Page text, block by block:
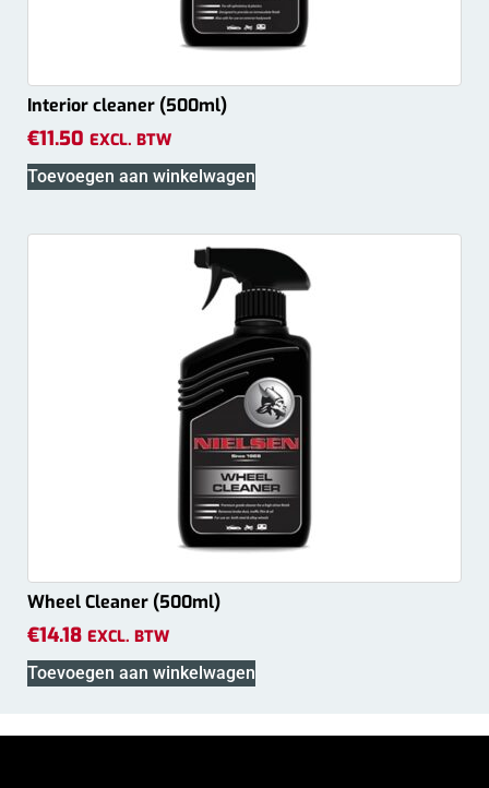
Interior cleaner (500ml)
€11.50 EXCL. BTW
Toevoegen aan winkelwagen
Wheel Cleaner (500ml)
€14.18 EXCL. BTW
Toevoegen aan winkelwagen